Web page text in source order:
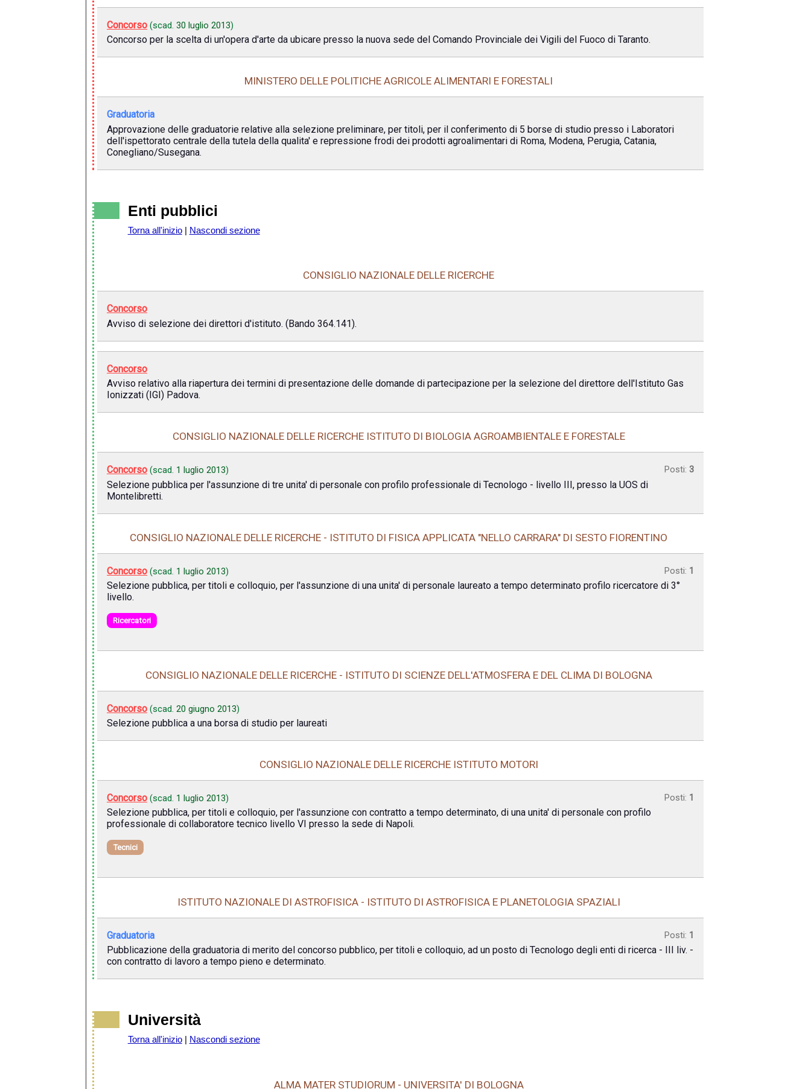
Concorso (scad. 30 luglio 2013)
Concorso per la scelta di un'opera d'arte da ubicare presso la nuova sede del Comando Provinciale dei Vigili del Fuoco di Taranto.
MINISTERO DELLE POLITICHE AGRICOLE ALIMENTARI E FORESTALI
Graduatoria
Approvazione delle graduatorie relative alla selezione preliminare, per titoli, per il conferimento di 5 borse di studio presso i Laboratori
dell'ispettorato centrale della tutela della qualita' e repressione frodi dei prodotti agroalimentari di Roma, Modena, Perugia, Catania,
Conegliano/Susegana.
Enti pubblici
Torna all'inizio| Nascondi sezione
CONSIGLIO NAZIONALE DELLE RICERCHE
Concorso
Avviso di selezione dei direttori d'istituto. (Bando 364.141).
Concorso
Avviso relativo alla riapertura dei termini di presentazione delle domande di partecipazione per la selezione del direttore dell'Istituto Gas
Ionizzati (IGI) Padova.
CONSIGLIO NAZIONALE DELLE RICERCHE ISTITUTO DI BIOLOGIA AGROAMBIENTALE E FORESTALE
Concorso (scad. 1 luglio 2013) Posti: 3
Selezione pubblica per l'assunzione di tre unita' di personale con profilo professionale di Tecnologo - livello III, presso la UOS di
Montelibretti.
CONSIGLIO NAZIONALE DELLE RICERCHE - ISTITUTO DI FISICA APPLICATA "NELLO CARRARA" DI SESTO FIORENTINO
Concorso (scad. 1 luglio 2013) Posti: 1
Selezione pubblica, per titoli e colloquio, per l'assunzione di una unita' di personale laureato a tempo determinato profilo ricercatore di 3°
livello.
Ricercatori
CONSIGLIO NAZIONALE DELLE RICERCHE - ISTITUTO DI SCIENZE DELL'ATMOSFERA E DEL CLIMA DI BOLOGNA
Concorso (scad. 20 giugno 2013)
Selezione pubblica a una borsa di studio per laureati
CONSIGLIO NAZIONALE DELLE RICERCHE ISTITUTO MOTORI
Concorso (scad. 1 luglio 2013) Posti: 1
Selezione pubblica, per titoli e colloquio, per l'assunzione con contratto a tempo determinato, di una unita' di personale con profilo
professionale di collaboratore tecnico livello VI presso la sede di Napoli.
Tecnici
ISTITUTO NAZIONALE DI ASTROFISICA - ISTITUTO DI ASTROFISICA E PLANETOLOGIA SPAZIALI
Graduatoria Posti: 1
Pubblicazione della graduatoria di merito del concorso pubblico, per titoli e colloquio, ad un posto di Tecnologo degli enti di ricerca - III liv. -
con contratto di lavoro a tempo pieno e determinato.
Università
Torna all'inizio| Nascondi sezione
ALMA MATER STUDIORUM - UNIVERSITA' DI BOLOGNA